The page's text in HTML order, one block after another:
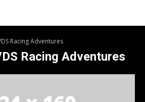
Racing Adventures
Racing Adventures